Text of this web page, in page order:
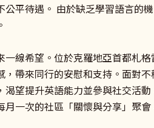
平待遇。 由於缺乏學習語言的
線希望。位於克羅地亞首都札
帶來同行的安慰和支持。面對
望提升英語能力並參與社交活
一次的社區「關懷與分享」聚